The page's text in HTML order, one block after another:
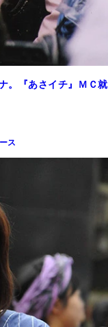
。『あさイチ』ＭＣ就
ス